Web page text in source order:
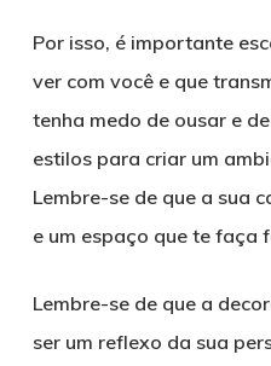
Por isso, é importante
ver com você e que
tenha medo de ousar e
estilos para criar um
Lembre-se de que a sua
e um espaço que te faça
Lembre-se de que a
ser um reflexo da sua